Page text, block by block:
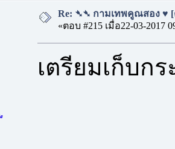
Re: ➴➴ กามเทพคูณสอง ♥ [
«ตอบ #215 เมื่อ22-03-2017
เตรียมเก็บก